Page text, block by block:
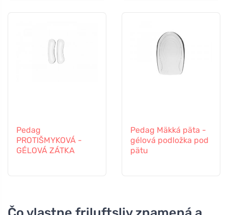
Pedag
PROTIŠMYKOVÁ -
GÉLOVÁ ZÁTKA
Pedag Mäkká päta -
gélová podložka pod
pätu